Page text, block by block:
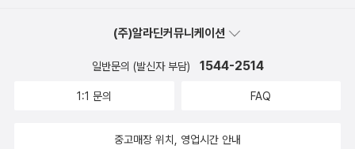
(주)알라딘커뮤니케이션
일반문의 (발신자 부담) 1544-2514
1:1 문의 FAQ
중고매장 위치, 영업시간 안내